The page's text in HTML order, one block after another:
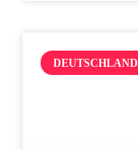
DEUTSCHLAND